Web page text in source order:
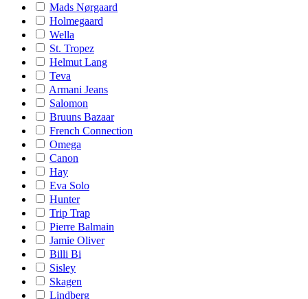
Mads Nørgaard
Holmegaard
Wella
St. Tropez
Helmut Lang
Teva
Armani Jeans
Salomon
Bruuns Bazaar
French Connection
Omega
Canon
Hay
Eva Solo
Hunter
Trip Trap
Pierre Balmain
Jamie Oliver
Billi Bi
Sisley
Skagen
Lindberg